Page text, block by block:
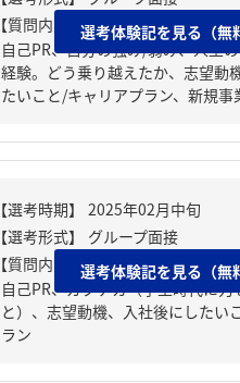
【質問内容・課題】
自己PR、自分の強み/弱み、人生
経験。どう乗り越えたか、志望動
たいこと/キャリアプラン、新規事
選考体験記を見る（無
【質問内容・課題】
自己PR、ガクチカ（学生時代に力
と）、志望動機、入社後にしたい
ラン
選考体験記を見る（無